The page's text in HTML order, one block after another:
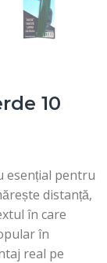
10
esențial pentru
distanță,
în care
în
real pe